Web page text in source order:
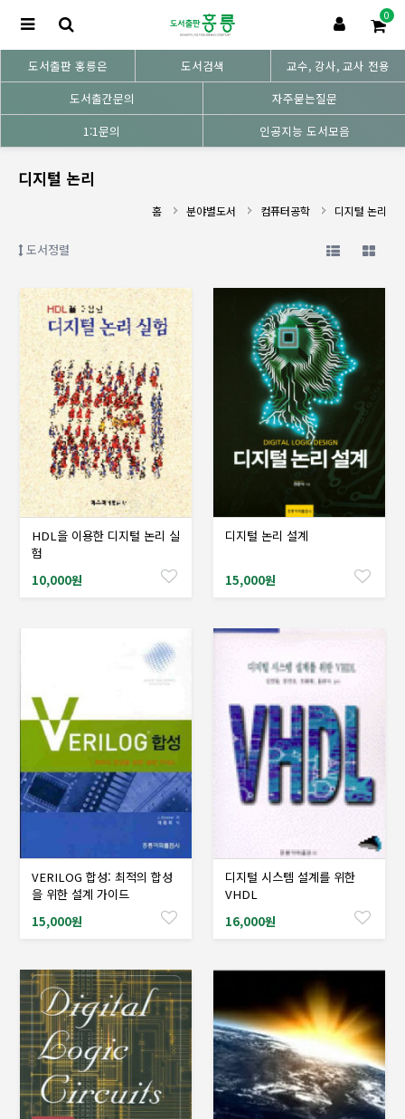
0
도서출판 홍릉은 도서검색
교수, 강사, 교사 전용
도서출간문의
자주묻는질문
1:1문의
인공지능 도서모음
디지털 논리
홈 분야별도서 컴퓨터공학 디지털 논리
도서정렬
샘플도서신청
HDL을 이용한 디지털 논리 실
험
10,000원
샘플도서신청
디지털 논리 설계
15,000원
샘플도서신청
VERILOG 합성: 최적의 합성
을 위한 설계 가이드
15,000원
샘플도서신청
디지털 시스템 설계를 위한
VHDL
16,000원